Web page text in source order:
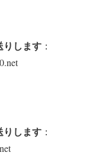
りします ：
りします ：